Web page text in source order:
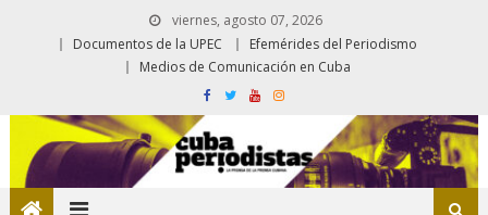
viernes, agosto 07, 2026
Documentos de la UPEC
Efemérides del Periodismo
Medios de Comunicación en Cuba